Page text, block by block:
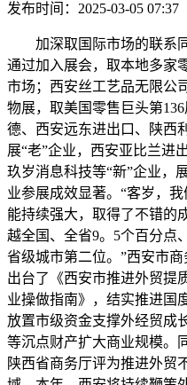
发布时间：2025-03-05 07:37
加深取国际市场的联系同
通过加入展会，取本地多家
市场；西安丝工艺品无限公
物展，取美国零售巨头第
德、西安远东进出口、陕西
展“老”企业，西安亚比兰进
玖岁消息科技等“新”企业，
业参展成效显著。“客岁，
能持续强大，取得了不错的
越全国、全省9。5个百分点
省级城市第二位。”西安市
出台了《西安市推进外贸提
业操做指南》，结实推进国
放置市级资金支撑外经贸成
等沉点财产扩大商业规模。
陕西省商务厅评为推进外贸